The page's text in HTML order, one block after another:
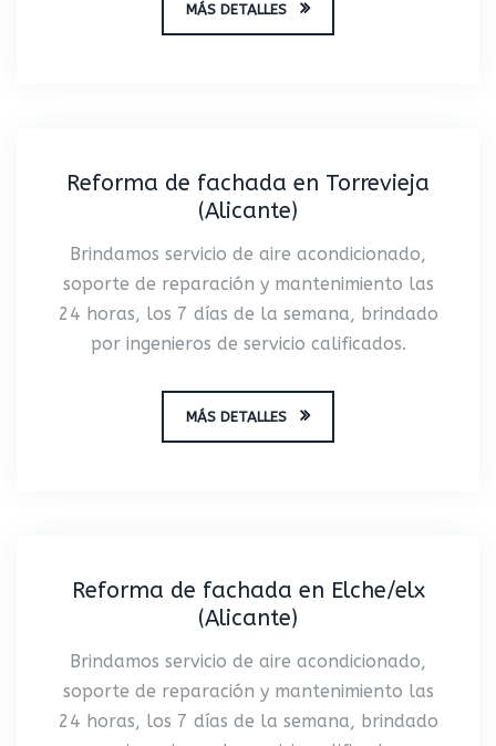
MÁS DETALLES
Reforma de fachada en Torrevieja
(Alicante)
Brindamos servicio de aire acondicionado,
soporte de reparación y mantenimiento las
24 horas, los 7 días de la semana, brindado
por ingenieros de servicio calificados.
MÁS DETALLES
Reforma de fachada en Elche/elx
(Alicante)
Brindamos servicio de aire acondicionado,
soporte de reparación y mantenimiento las
24 horas, los 7 días de la semana, brindado